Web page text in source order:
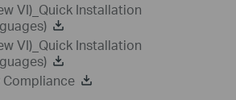
VI)_Quick Installation
VI)_Quick Installation